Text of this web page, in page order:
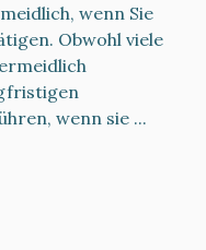
wenn Sie
Obwohl viele
wenn sie ...